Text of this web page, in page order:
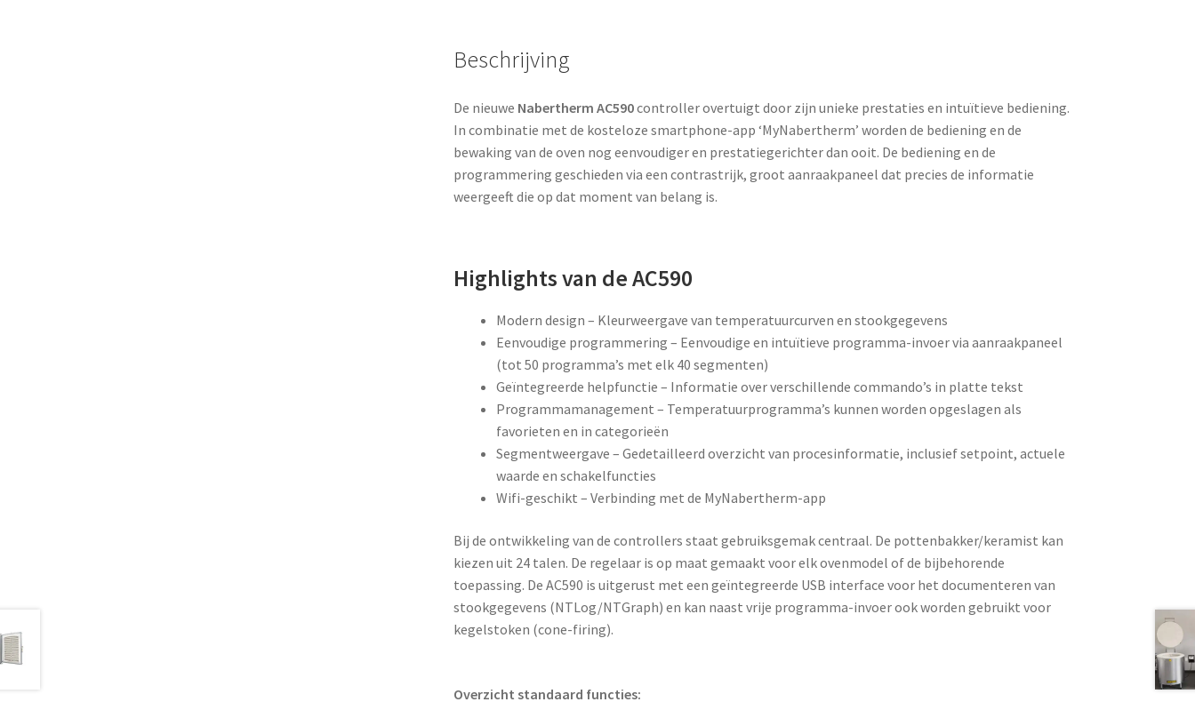
Beschrijving
De nieuwe Nabertherm AC590controller overtuigt door zijn unieke prestaties en intuïtieve bediening.
In combinatie met de kosteloze smartphone-app ‘MyNabertherm’ worden de bediening en de
bewaking van de oven nog eenvoudiger en prestatiegerichter dan ooit. De bediening en de
programmering geschieden via een contrastrijk, groot aanraakpaneel dat precies de informatie
weergeeft die op dat moment van belang is.
Highlights van de AC590
Modern design – Kleurweergave van temperatuurcurven en stookgegevens
Eenvoudige programmering – Eenvoudige en intuïtieve programma-invoer via aanraakpaneel
(tot 50 programma’s met elk 40 segmenten)
Geïntegreerde helpfunctie – Informatie over verschillende commando’s in platte tekst
Programmamanagement – Temperatuurprogramma’s kunnen worden opgeslagen als
favorieten en in categorieën
Segmentweergave – Gedetailleerd overzicht van procesinformatie, inclusief setpoint, actuele
waarde en schakelfuncties
Wifi-geschikt – Verbinding met de MyNabertherm-app
Bij de ontwikkeling van de controllers staat gebruiksgemak centraal. De pottenbakker/keramist kan
kiezen uit 24 talen. De regelaar is op maat gemaakt voor elk ovenmodel of de bijbehorende
toepassing. De AC590 is uitgerust met een geïntegreerde USB interface voor het documenteren van
stookgegevens (NTLog/NTGraph) en kan naast vrije programma-invoer ook worden gebruikt voor
kegelstoken (cone-firing).
Overzicht standaard functies: